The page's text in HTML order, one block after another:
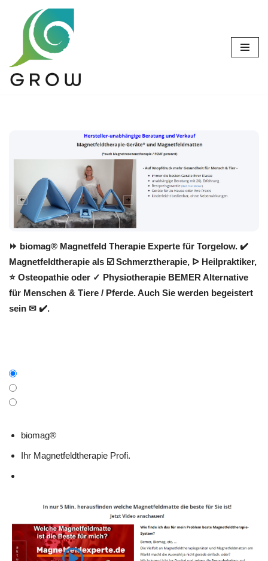
Zum
springen
⏩ biomag® Magnetfeld Therapie Experte für Torgelow. ✔️
Magnetfeldtherapie als ☑️ Schmerztherapie, ᐅ Heilpraktiker,
⭐ Osteopathie oder ✓ Physiotherapie BEMER Alternative
für Menschen & Tiere / Pferde. Auch Sie werden begeistert
sein ✉ ✔️.
biomag®
Ihr Magnetfeldtherapie Profi.